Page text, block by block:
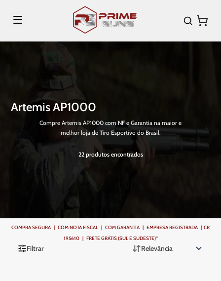
Artemis AP1000
Compre Artemis AP1000 com NF e Garantia na maior e
melhor loja de Tiro Esportivo do Brasil.
22 produtos
COMPRA SEGURA | COM NOTA FISCAL | COM GARANTIA | EMPRESA REGISTRADA | CR
195610 | FRETE GRÁTIS (SUL E SUDESTE)*
Filtrar Relevância